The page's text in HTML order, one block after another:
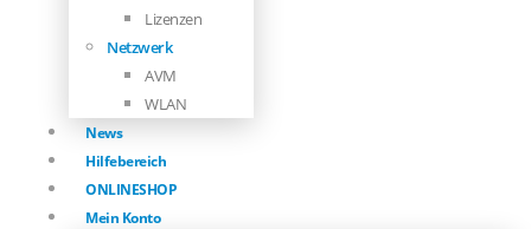
Lizenzen
Netzwerk
AVM
WLAN
News
Hilfebereich
ONLINESHOP
Mein Konto